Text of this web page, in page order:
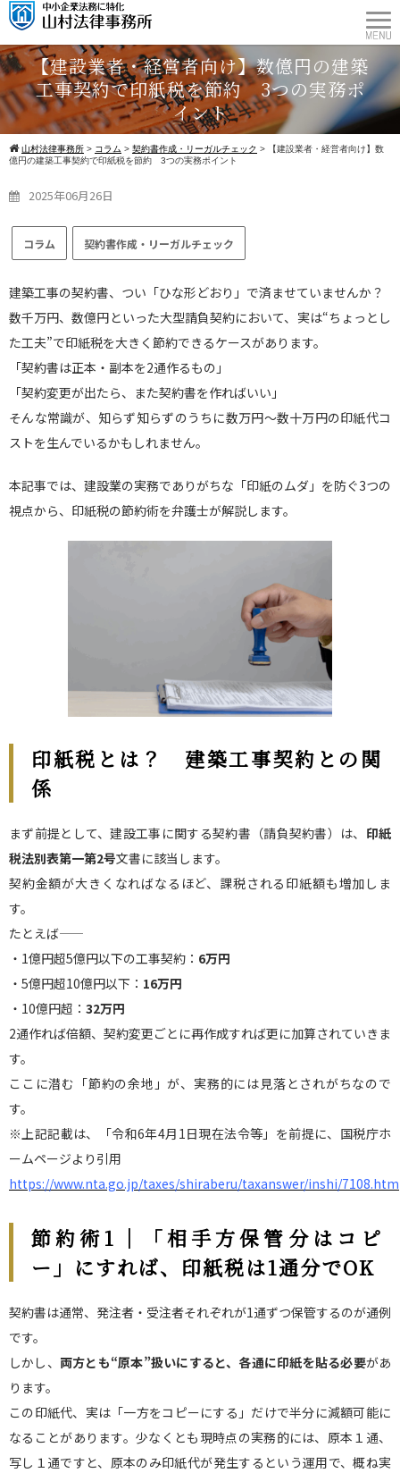
【建設業者・経営者向け】数億円の建築
工事契約で印紙税を節約 3つの実務ポ
イント
山村法律事務所 > コラム > 契約書作成・リーガルチェック >
【建設業者・経営者向け】数
億円の建築工事契約で印紙税を節約 3つの実務ポイント
2025年06月26日
コラム 契約書作成・リーガルチェック
建築工事の契約書、つい「ひな形どおり」で済ませていませんか？
数千万円、数億円といった大型請負契約において、実は“ちょっとし
た工夫”で印紙税を大きく節約できるケースがあります。
「契約書は正本・副本を2通作るもの」
「契約変更が出たら、また契約書を作ればいい」
そんな常識が、知らず知らずのうちに数万円〜数十万円の印紙代コ
ストを生んでいるかもしれません。
本記事では、建設業の実務でありがちな「印紙のムダ」を防ぐ3つの
視点から、印紙税の節約術を弁護士が解説します。
印紙税とは？ 建築工事契約との関
係
まず前提として、建設工事に関する契約書（請負契約書）は、 印紙
税法別表第一第2号文書に該当します。
契約金額が大きくなればなるほど、課税される印紙額も増加しま
す。
たとえば――
・1億円超5億円以下の工事契約： 6万円
・5億円超10億円以下： 16万円
・10億円超： 32万円
2通作れば倍額、契約変更ごとに再作成すれば更に加算されていきま
す。
ここに潜む「節約の余地」が、実務的には見落とされがちなので
す。
※上記記載は、「令和6年4月1日現在法令等」を前提に、国税庁ホ
ームページより引用
https://www.nta.go.jp/taxes/shiraberu/taxanswer/inshi/7108.htm
節約術1｜「相手方保管分はコピ
ー」にすれば、印紙税は1通分でOK
契約書は通常、発注者・受注者それぞれが1通ずつ保管するのが通例
です。
しかし、 両方とも“原本”扱いにすると、各通に印紙を貼る必要があ
ります。
この印紙代、実は「一方をコピーにする」だけで半分に減額可能に
なることがあります。少なくとも現時点の実務的には、原本１通、
写し１通ですと、原本のみ印紙代が発生するという運用で、概ね実